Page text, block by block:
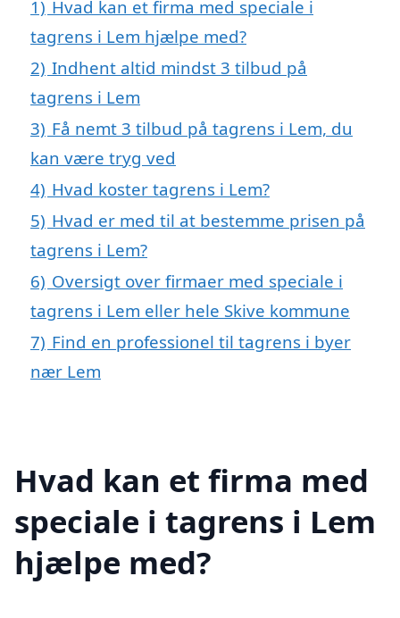
1) Hvad kan et firma med speciale i
tagrens i Lem hjælpe med?
2) Indhent altid mindst 3 tilbud på
tagrens i Lem
3) Få nemt 3 tilbud på tagrens i Lem, du
kan være tryg ved
4) Hvad koster tagrens i Lem?
5) Hvad er med til at bestemme prisen på
tagrens i Lem?
6) Oversigt over firmaer med speciale i
tagrens i Lem eller hele Skive kommune
7) Find en professionel til tagrens i byer
nær Lem
Hvad kan et firma med
speciale i tagrens i Lem
hjælpe med?